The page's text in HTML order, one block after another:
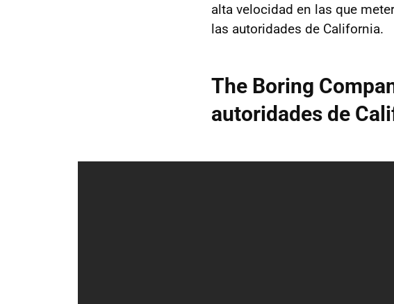
alta velocidad en las que
las autoridades de California.
The Boring
autoridades de